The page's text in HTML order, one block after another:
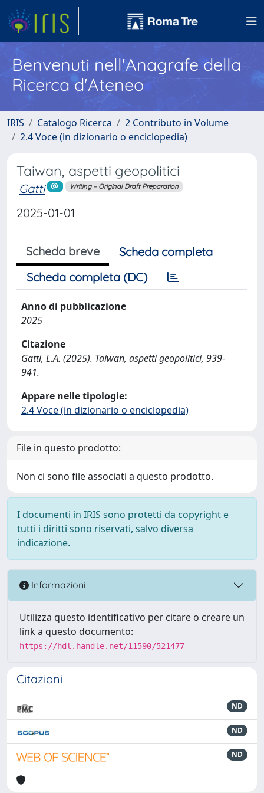
Benvenuti nell'Anagrafe della
Ricerca d'Ateneo
IRIS Catalogo Ricerca
2 Contributo in Volume
2.4 Voce (in dizionario o enciclopedia)
Taiwan, aspetti geopolitici
Gatti Writing – Original Draft Preparation
2025-01-01
Scheda breve
Scheda completa
Scheda completa (DC)
Anno di pubblicazione
2025
Citazione
Gatti, L.A. (2025). Taiwan, aspetti geopolitici, 939-
941.
Appare nelle tipologie:
2.4 Voce (in dizionario o enciclopedia)
File in questo prodotto:
Non ci sono file associati a questo prodotto.
I documenti in IRIS sono protetti da copyright e
tutti i diritti sono riservati, salvo diversa
indicazione.
Informazioni
Utilizza questo identificativo per citare o creare un
link a questo documento:
https://hdl.handle.net/11590/521477
Citazioni
ND
ND
ND